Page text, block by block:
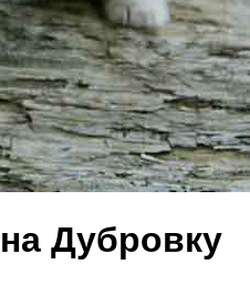
Дубровку